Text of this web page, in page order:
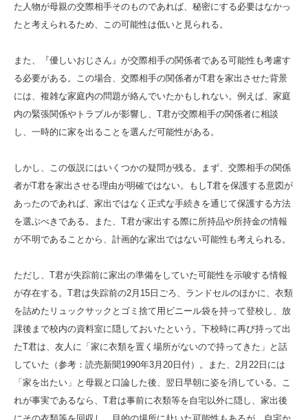
た人物が母親の交際相手そのものであれば、秘密にする必要はなかっ
たと考えられるため、この可能性は低いと見られる。
また、『優しいおじさん』が交際相手の関係者である可能性も考慮す
る必要がある。この場合、交際相手の関係者がT君を家出させた背景
には、複雑な家庭内の問題が絡んでいたかもしれない。例えば、家庭
内の緊張関係やトラブルが影響し、T君が交際相手の関係者に相談
し、一時的に家を出ることを選んだ可能性がある。
しかし、この仮説にはいくつかの疑問が残る。まず、交際相手の関係
者がT君を家出させる理由が明確ではない。もしT君を保護する意図が
あったのであれば、家出ではなく正式な手続きを通じて保護する方法
を選ぶべきである。また、T君が家出する際に所持品や所持金の情報
が不明であることから、計画的な家出ではない可能性も考えられる。
ただし、T君が失踪前に家出の準備をしていた可能性を示唆する情報
が存在する。T君は失踪前の2月15日ごろ、ランドセルのほかに、衣類
を詰めたリュックサックとゴミ捨て用ビニール袋を持って登校し、放
課後まで校内の資料室に隠しておいたという。下校時に再び持って出
たT君は、友人に「家に衣類を置く場所がないので持ってきた」と話
していた（参考：読売新聞1990年3月20日付）。また、2月22日には
「家を出たい」と母親と口論した後、翌日早朝に姿を消している。こ
れが事実であるなら、T君は事前に衣類等を自宅以外に隠し、家出後